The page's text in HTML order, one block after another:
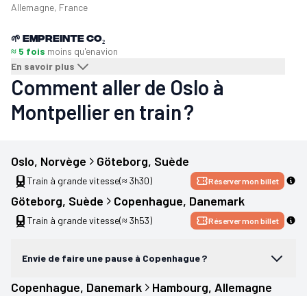
Allemagne, France
🌱 Empreinte CO₂
≈ 5 fois moins qu'enavion
En savoir plus
Comment aller de Oslo à
Montpellier en train ?
Oslo, Norvège Göteborg, Suède
Train à grande vitesse(≈ 3h30) Réserver mon billet
Göteborg, Suède Copenhague, Danemark
Train à grande vitesse(≈ 3h53) Réserver mon billet
Envie de faire une pause à Copenhague ?
Copenhague, Danemark Hambourg, Allemagne